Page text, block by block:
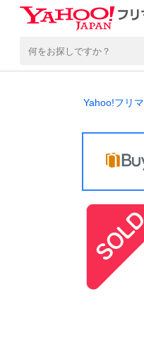
Yahoo!フリマ